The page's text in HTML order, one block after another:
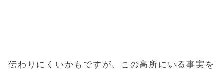
伝わりにくいかもですが、この高所にいる事実を